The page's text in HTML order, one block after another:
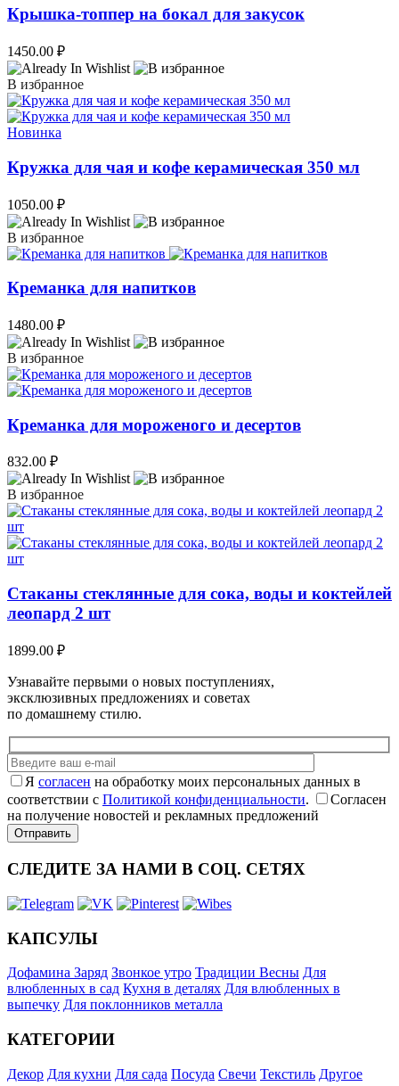
Крышка-топпер на бокал для закусок
1450.00 ₽
В избранное
Новинка
Кружка для чая и кофе керамическая 350 мл
1050.00 ₽
В избранное
Креманка для напитков
1480.00 ₽
В избранное
Креманка для мороженого и десертов
832.00 ₽
В избранное
Стаканы стеклянные для сока, воды и коктейлей
леопард 2 шт
1899.00 ₽
Узнавайте первыми о новых поступлениях,
эксклюзивных предложениях и советах
по домашнему стилю.
Я согласен на обработку моих персональных данных в
соответствии с Политикой конфиденциальности.
Согласен
на получение новостей и рекламных предложений
СЛЕДИТЕ ЗА НАМИ В СОЦ. СЕТЯХ
КАПСУЛЫ
Дофамина Заряд Звонкое утро Традиции Весны Для
влюбленных в сад Кухня в деталях Для влюбленных в
выпечку Для поклонников металла
КАТЕГОРИИ
Декор Для кухни Для сада Посуда Свечи Текстиль Другое